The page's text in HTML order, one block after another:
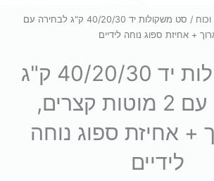
/ סט משקולות יד 40/20/30 ק"ג לבחירה עם
סט משקולות יד 40/20/30 ק"ג
לבחירה עם 2 מוטות קצרים,
+ אחיזת ספוג נוחה
לידיים